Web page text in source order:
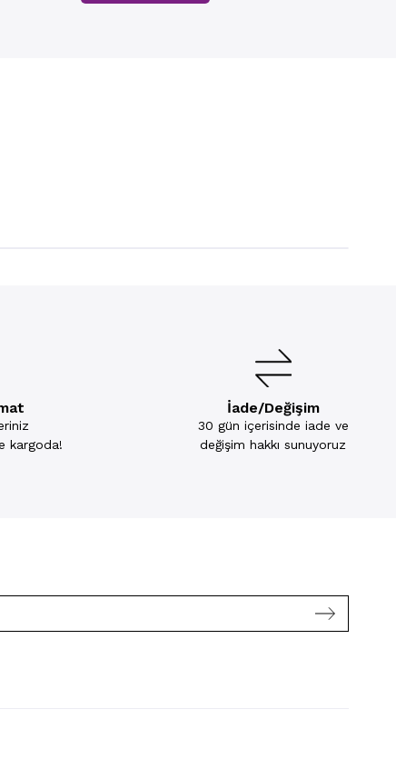
kargoda!
İade/Değişim
30 gün içerisinde iade ve
değişim hakkı sunuyoruz